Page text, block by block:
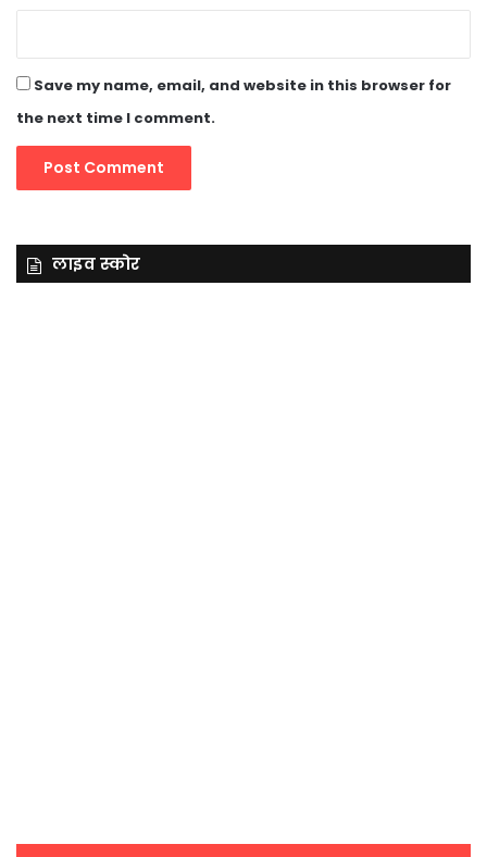
Save my name, email, and website in this browser for
the next time I comment.
लाइव स्कोर